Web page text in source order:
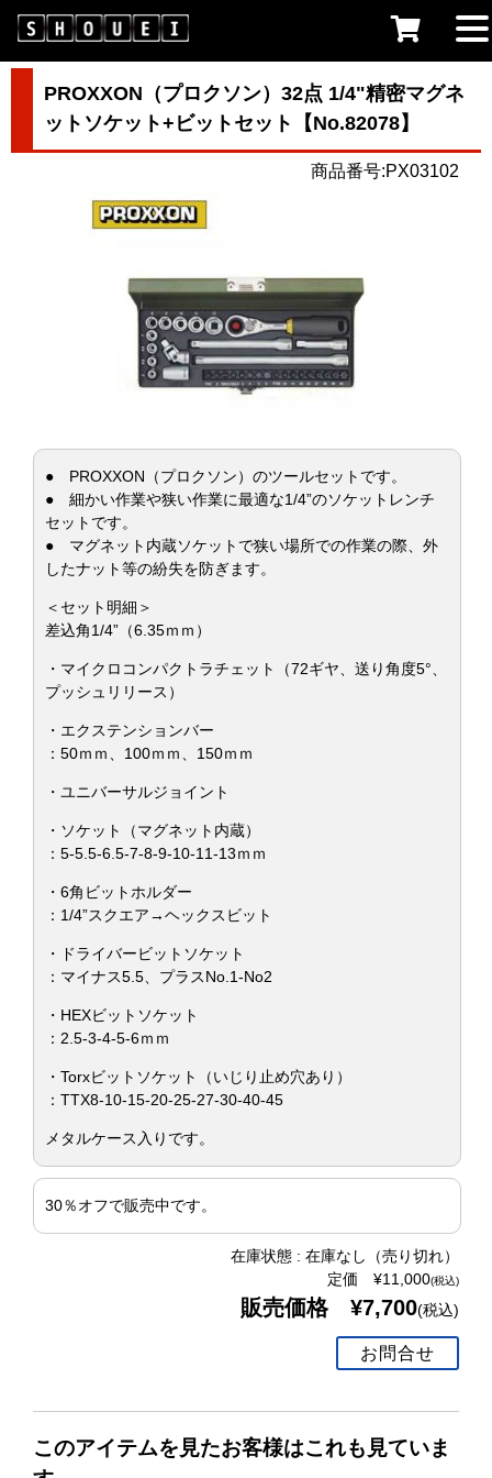
PROXXON（プロクソン）32点 1/4"精密マグネ
ットソケット+ビットセット【No.82078】
商品番号:PX03102
● PROXXON（プロクソン）のツールセットです。
● 細かい作業や狭い作業に最適な1/4”のソケットレンチ
セットです。
● マグネット内蔵ソケットで狭い場所での作業の際、外
したナット等の紛失を防ぎます。
＜セット明細＞
差込角1/4”（6.35ｍｍ）
・マイクロコンパクトラチェット（72ギヤ、送り角度5°、
プッシュリリース）
・エクステンションバー
：50ｍｍ、100ｍｍ、150ｍｍ
・ユニバーサルジョイント
・ソケット（マグネット内蔵）
：5-5.5-6.5-7-8-9-10-11-13ｍｍ
・6角ビットホルダー
：1/4”スクエア→ヘックスビット
・ドライバービットソケット
：マイナス5.5、プラスNo.1-No2
・HEXビットソケット
：2.5-3-4-5-6ｍｍ
・Torxビットソケット（いじり止め穴あり）
：TTX8-10-15-20-25-27-30-40-45
メタルケース入りです。
30％オフで販売中です。
在庫状態 : 在庫なし（売り切れ）
定価 ¥11,000(税込)
販売価格 ¥7,700(税込)
お問合せ
このアイテムを見たお客様はこれも見ていま